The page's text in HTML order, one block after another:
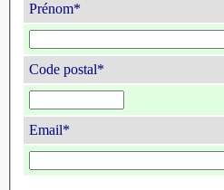
Prénom*
Code postal*
Email*